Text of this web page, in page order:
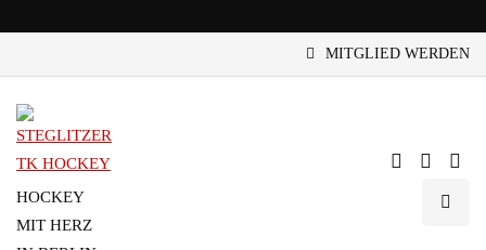
MITGLIED WERDEN
HOCKEY
MIT HERZ